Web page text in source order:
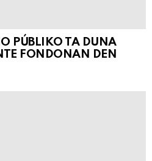
PÚBLIKO TA DUNA
FONDONAN DEN